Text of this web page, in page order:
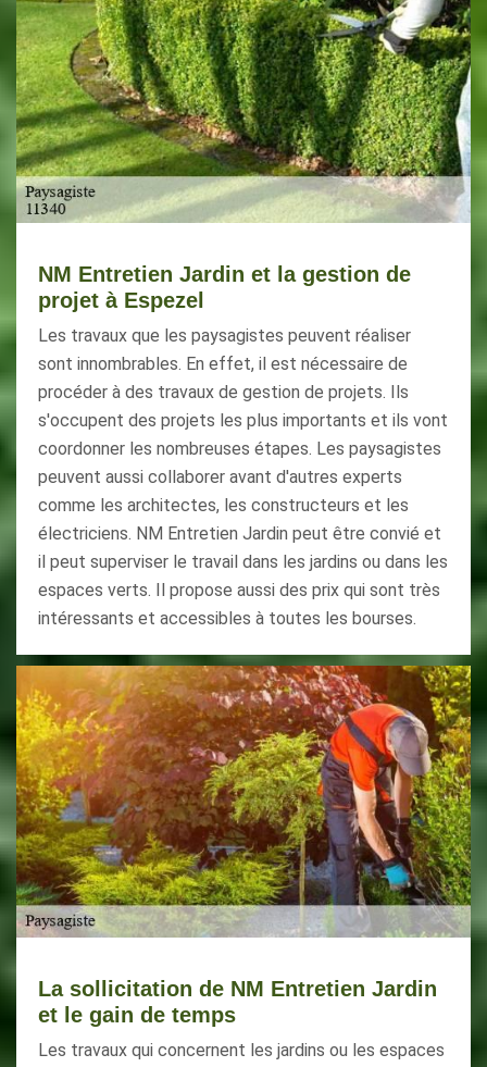
NM Entretien Jardin et la gestion de
projet à Espezel
Les travaux que les paysagistes peuvent réaliser
sont innombrables. En effet, il est nécessaire de
procéder à des travaux de gestion de projets. Ils
s'occupent des projets les plus importants et ils vont
coordonner les nombreuses étapes. Les paysagistes
peuvent aussi collaborer avant d'autres experts
comme les architectes, les constructeurs et les
électriciens. NM Entretien Jardin peut être convié et
il peut superviser le travail dans les jardins ou dans les
espaces verts. Il propose aussi des prix qui sont très
intéressants et accessibles à toutes les bourses.
La sollicitation de NM Entretien Jardin
et le gain de temps
Les travaux qui concernent les jardins ou les espaces